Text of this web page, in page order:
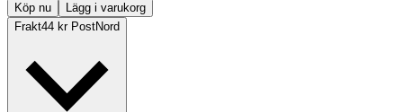
Köp nu
Lägg i varukorg
Frakt44 kr PostNord